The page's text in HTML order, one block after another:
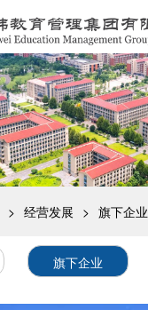
> 经营发展 > 旗下企业
旗下企业